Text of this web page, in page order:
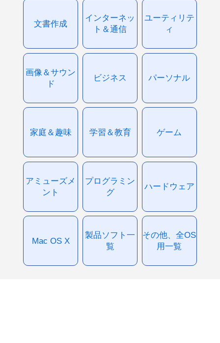
文書作成
インターネッ
ト＆通信
ユーティリテ
ィ
画像＆サウン
ド
ビジネス パーソナル
家庭＆趣味 学習＆教育 ゲーム
アミューズメ
ント
プログラミン
グ
ハードウェア
Mac OS X
製品ソフト一
覧
その他、全OS
用一覧